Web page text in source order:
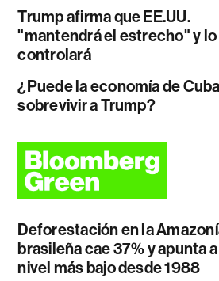
Trump afirma que EE.UU.
"mantendrá el estrecho" y lo
controlará
¿Puede la economía de Cuba
sobrevivir a Trump?
Deforestación en la
brasileña cae 37% y apunta
nivel más bajo desde 1988